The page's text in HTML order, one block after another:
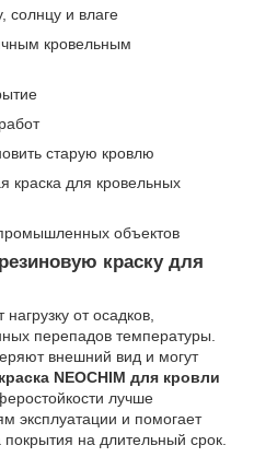
солнцу и влаге
кровельным
старую кровлю
краска для кровельных
объектов
краску для
от осадков,
перепадов температуры.
внешний вид и могут
NEOCHIM для кровли
лучше
эксплуатации и помогает
на длительный срок.